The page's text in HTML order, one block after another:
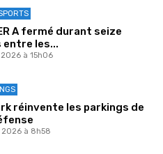
A fermé durant seize
entre les...
à 15h06
réinvente les parkings de
à 8h58